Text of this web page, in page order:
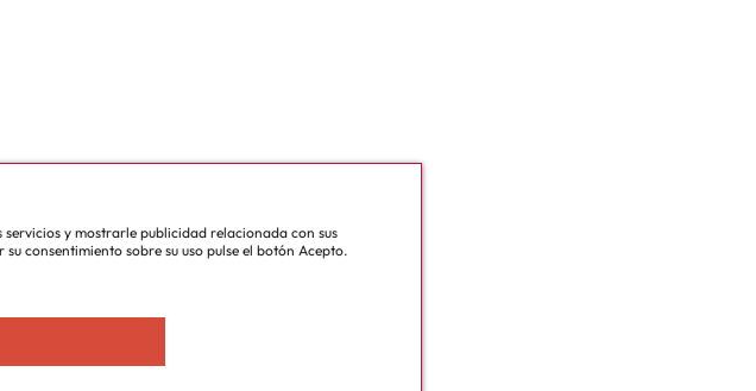
y mostrarle publicidad relacionada con sus
consentimiento sobre su uso pulse el botón Acepto.